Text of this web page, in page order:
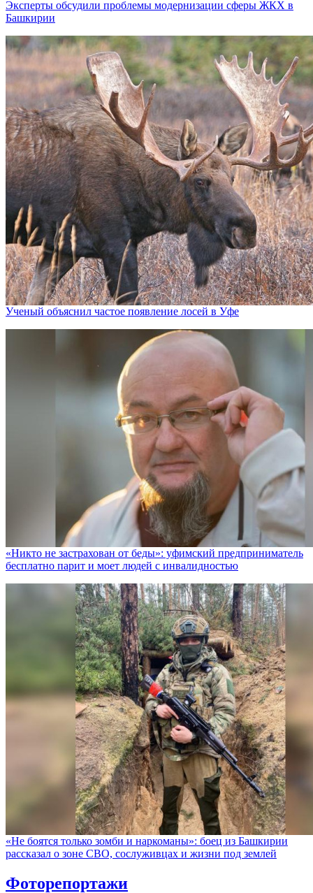
Эксперты обсудили проблемы модернизации сферы ЖКХ в
Башкирии
Ученый объяснил частое появление лосей в Уфе
«Никто не заcтрахован от беды»: уфимский предприниматель
бесплатно парит и моет людей с инвалидностью
«Не боятся только зомби и наркоманы»: боец из Башкирии
рассказал о зоне СВО, сослуживцах и жизни под землей
Фоторепортажи